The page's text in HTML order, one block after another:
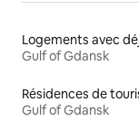
Logements avec
Gulf of Gdansk
Résidences de
Gulf of Gdansk